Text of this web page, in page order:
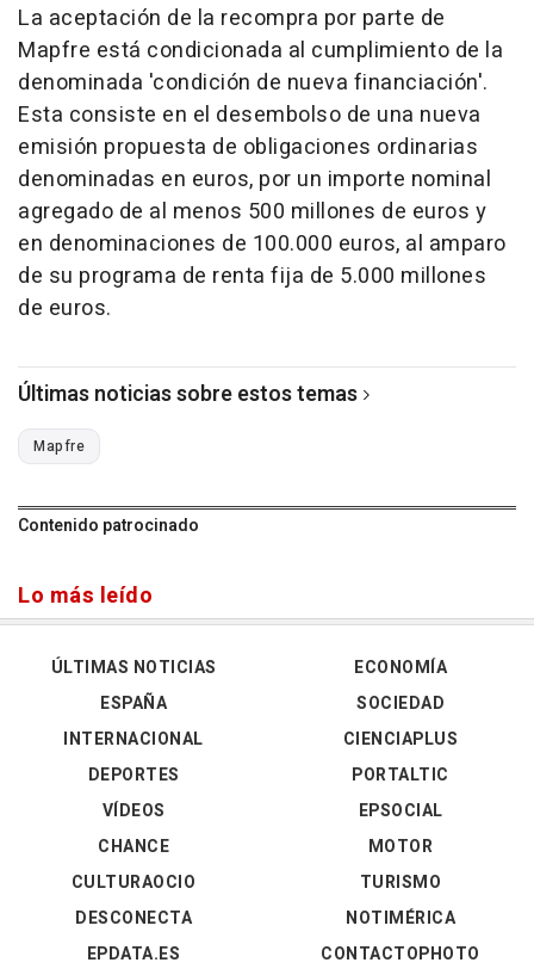
La aceptación de la recompra por parte de
Mapfre está condicionada al cumplimiento de la
denominada 'condición de nueva financiación'.
Esta consiste en el desembolso de una nueva
emisión propuesta de obligaciones ordinarias
denominadas en euros, por un importe nominal
agregado de al menos 500 millones de euros y
en denominaciones de 100.000 euros, al amparo
de su programa de renta fija de 5.000 millones
de euros.
Últimas noticias sobre estos temas
Mapfre
Contenido patrocinado
Lo más leído
ÚLTIMAS NOTICIAS
ESPAÑA
INTERNACIONAL
DEPORTES
VÍDEOS
ECONOMÍA
SOCIEDAD
CIENCIAPLUS
PORTALTIC
EPSOCIAL
CHANCE
CULTURAOCIO
DESCONECTA
EPDATA.ES
MOTOR
TURISMO
NOTIMÉRICA
CONTACTOPHOTO